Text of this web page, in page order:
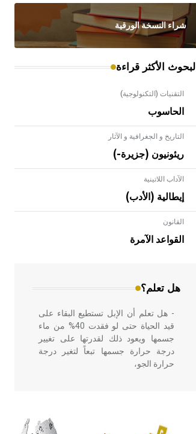
شراء النسخة الورقية
البحوث الأكثر قراءة
التقنيات (التكنولوجية)
الحاسوب
التاريخ و الجغرافية و الآثار
ريئونيون (جزيرة-)
الآداب اللاتينية
إيطالية (الأدب)
القانون
القواعد الآمرة
هل تعلم؟
- هل تعلم أن الأبلق نوع من الفنون
الهندسية التي ارتبطت بالعمارة الإسلامية
في بلاد الشام ومصر خاصة، حيث يحرص
- هل تعلم أن الإبل تستطيع البقاء على
قيد الحياة حتى لو فقدت 40% من ماء
جسمها ويعود ذلك لقدرتها على تغيير
درجة حرارة جسمها تبعاً لتغير درجة
حرارة الجو،
أربعة مؤلفات هي: الحكم، الأدلة، تنظيم
التغذية، ورسالته في جروح الرأس.